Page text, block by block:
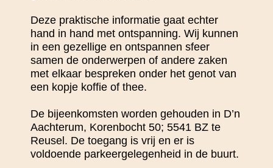
Deze praktische informatie gaat echter
hand in hand met ontspanning. Wij kunnen
in een gezellige en ontspannen sfeer
samen de onderwerpen of andere zaken
met elkaar bespreken onder het genot van
een kopje koffie of thee.
De bijeenkomsten worden gehouden in D’n
Aachterum, Korenbocht 50; 5541 BZ te
Reusel. De toegang is vrij en er is
voldoende parkeergelegenheid in de buurt.